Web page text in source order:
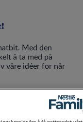
Med den
å ta med på
våre idéer for når
for enkelt å gi
uten å måtte
deilig matbit.